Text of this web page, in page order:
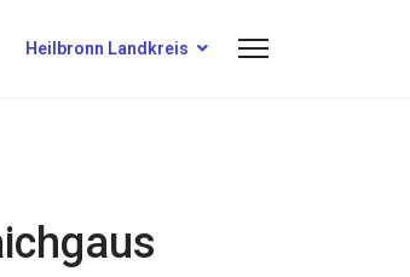
Heilbronn Landkreis